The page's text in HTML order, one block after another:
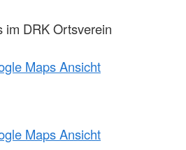
im DRK Ortsverein
Maps Ansicht
Maps Ansicht